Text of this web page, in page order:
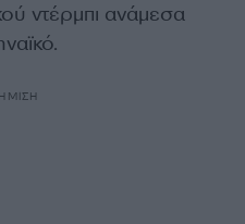
ντέρμπι ανάμεσα